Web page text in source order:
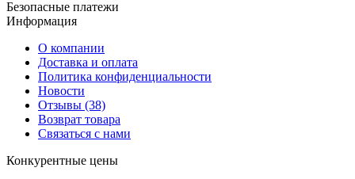
Безопасные платежи
Информация
О компании
Доставка и оплата
Политика конфиденциальности
Новости
Отзывы (38)
Возврат товара
Связаться с нами
Конкурентные цены